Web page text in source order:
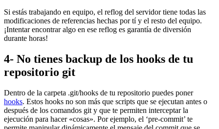
Si estás trabajando en equipo, el reflog del servidor tiene todas las
modificaciones de referencias hechas por tí y el resto del equipo.
¡Intentar encontrar algo en ese reflog es garantía de diversión
durante horas!
4- No tienes backup de los hooks de tu
repositorio git
Dentro de la carpeta .git/hooks de tu repositorio puedes poner
hooks. Estos hooks no son más que scripts que se ejecutan antes o
después de los comandos git y que te permiten interceptar la
ejecución para hacer «cosas». Por ejemplo, el ‘pre-commit’ te